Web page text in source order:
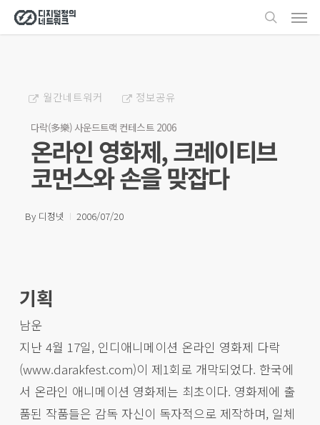
Skip
to
search
월간네트워커 정보공유
다락(多樂) 사운드트랙 컨테스트 2006
온라인 영화제, 크레이티브
코먼스와 손을 맞잡다
By 디정넷 2006/07/20
기획
남운
지난 4월 17일, 인디애니메이션 온라인 영화제 다락
(www.darakfest.com)이 제1회로 개막되었다. 한국에
서 온라인 애니메이션 영화제는 최초이다. 영화제에 출
품된 작품들은 감독 자신이 독자적으로 제작하며, 일체